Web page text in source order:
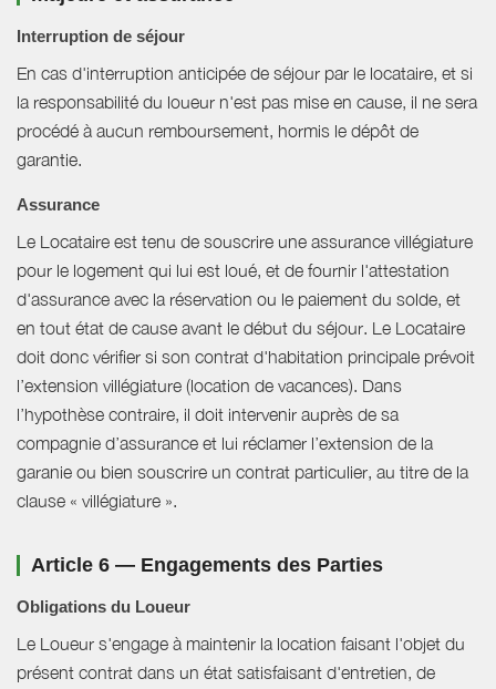
Interruption de séjour
En cas d'interruption anticipée de séjour par le locataire, et si
la responsabilité du loueur n'est pas mise en cause, il ne sera
procédé à aucun remboursement, hormis le dépôt de
garantie.
Assurance
Le Locataire est tenu de souscrire une assurance villégiature
pour le logement qui lui est loué, et de fournir l'attestation
d'assurance avec la réservation ou le paiement du solde, et
en tout état de cause avant le début du séjour. Le Locataire
doit donc vérifier si son contrat d'habitation principale prévoit
l’extension villégiature (location de vacances). Dans
l’hypothèse contraire, il doit intervenir auprès de sa
compagnie d’assurance et lui réclamer l’extension de la
garanie ou bien souscrire un contrat particulier, au titre de la
clause « villégiature ».
Article 6 — Engagements des Parties
Obligations du Loueur
Le Loueur s'engage à maintenir la location faisant l'objet du
présent contrat dans un état satisfaisant d'entretien, de